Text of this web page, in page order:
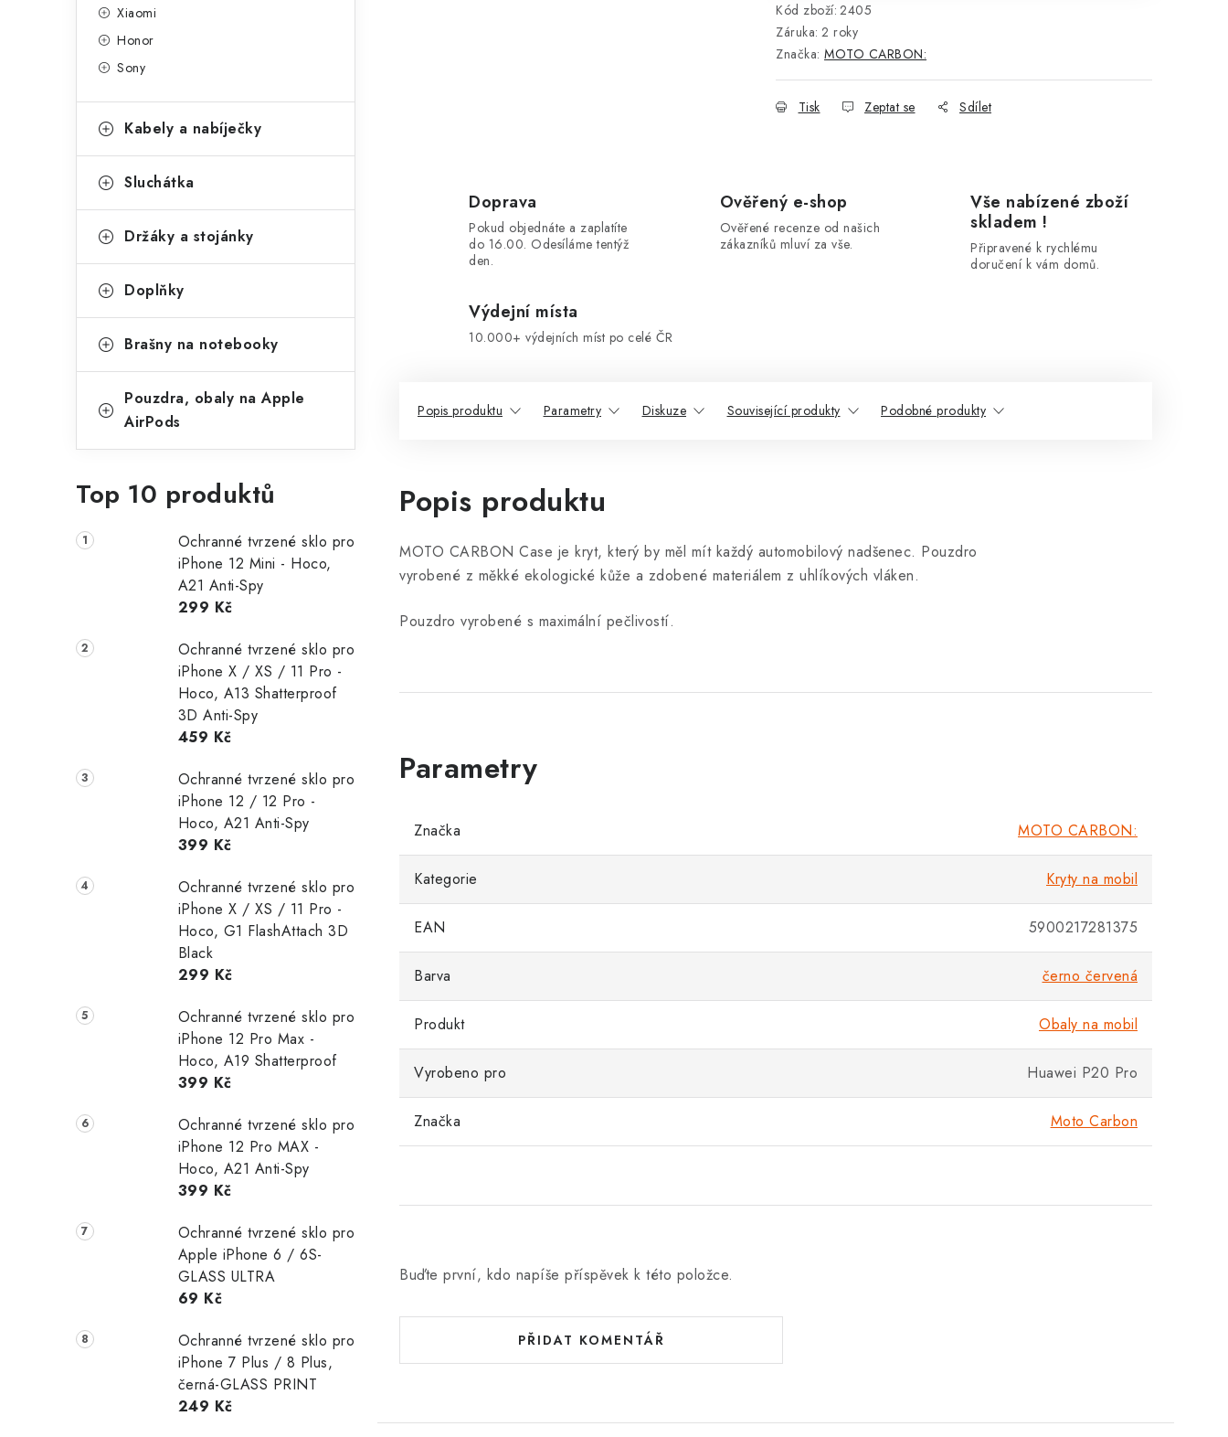
Xiaomi
Honor
Sony
Kabely a nabíječky
Sluchátka
Držáky a stojánky
Doplňky
Brašny na notebooky
Pouzdra, obaly na Apple
AirPods
Top 10 produktů
Ochranné tvrzené sklo pro
iPhone 12 Mini - Hoco,
A21 Anti-Spy
299 Kč
Ochranné tvrzené sklo pro
iPhone X / XS / 11 Pro -
Hoco, A13 Shatterproof
3D Anti-Spy
459 Kč
Ochranné tvrzené sklo pro
iPhone 12 / 12 Pro -
Hoco, A21 Anti-Spy
399 Kč
Ochranné tvrzené sklo pro
iPhone X / XS / 11 Pro -
Hoco, G1 FlashAttach 3D
Black
299 Kč
Ochranné tvrzené sklo pro
iPhone 12 Pro Max -
Hoco, A19 Shatterproof
399 Kč
Ochranné tvrzené sklo pro
iPhone 12 Pro MAX -
Hoco, A21 Anti-Spy
399 Kč
Ochranné tvrzené sklo pro
Apple iPhone 6 / 6S-
GLASS ULTRA
69 Kč
Ochranné tvrzené sklo pro
iPhone 7 Plus / 8 Plus,
černá-GLASS PRINT
249 Kč
Kód zboží: 2405
Záruka: 2 roky
Značka: MOTO CARBON:
Tisk Zeptat se Sdílet
Doprava
Pokud objednáte a zaplatíte
do 16.00. Odesíláme tentýž
den.
Ověřený e-shop
Ověřené recenze od našich
zákazníků mluví za vše.
Vše nabízené zboží
skladem !
Připravené k rychlému
doručení k vám domů.
Výdejní místa
10.000+ výdejních míst po celé ČR
Popis produktu Parametry Diskuze Související produkty Podobné produkty
Popis produktu
MOTO CARBON Case je kryt, který by měl mít každý automobilový nadšenec. Pouzdro
vyrobené z měkké ekologické kůže a zdobené materiálem z uhlíkových vláken.
Pouzdro vyrobené s maximální pečlivostí.
Značka MOTO CARBON:
Kategorie Kryty na mobil
EAN 5900217281375
Barva černo červená
Produkt Obaly na mobil
Vyrobeno pro Huawei P20 Pro
Značka Moto Carbon
Buďte první, kdo napíše příspěvek k této položce.
PŘIDAT KOMENTÁŘ